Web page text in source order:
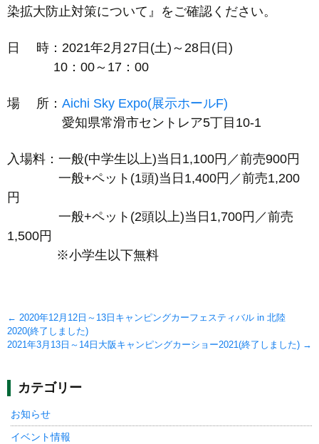
染拡大防止対策について』をご確認ください。
日 時：2021年2月27日(土)～28日(日)
10：00～17：00
場 所： Aichi Sky Expo(展示ホールF)
愛知県常滑市セントレア5丁目10-1
入場料：一般(中学生以上)当日1,100円／前売900円
一般+ペット(1頭)当日1,400円／前売1,200
円
一般+ペット(2頭以上)当日1,700円／前売
1,500円
※小学生以下無料
Post
navigation
← 2020年12月12日～13日キャンピングカーフェスティバル in 北陸
2020(終了しました)
2021年3月13日～14日大阪キャンピングカーショー2021(終了しました) →
カテゴリー
お知らせ
イベント情報